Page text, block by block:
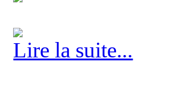
Lire la suite...